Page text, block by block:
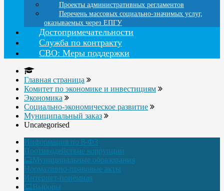
Проекты административных регламентов
Перечень массовых социально-значимых услуг,
оказываемых через ЕПГУ
Достопримечательности
Служба по контракту
СВО: Меры поддержки
Главная страница
Комитет по экономике и инвестициям
Экономика
Социально-экономическое развитие
Муниципальный заказ
Uncategorised
Информация по 8-ФЗ
Противодействие коррупции
Муниципальные образования
Нормативно-правовые акты
Интернет-приёмная
Выборы